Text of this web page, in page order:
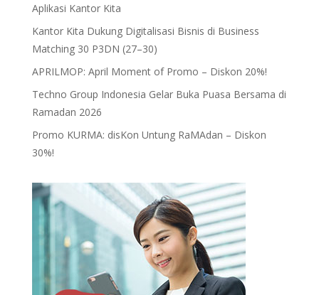
Aplikasi Kantor Kita
Kantor Kita Dukung Digitalisasi Bisnis di Business
Matching 30 P3DN (27–30)
APRILMOP: April Moment of Promo – Diskon 20%!
Techno Group Indonesia Gelar Buka Puasa Bersama di
Ramadan 2026
Promo KURMA: disKon Untung RaMAdan – Diskon
30%!